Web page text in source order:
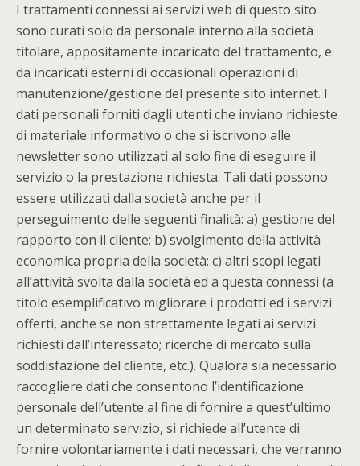
I trattamenti connessi ai servizi web di questo sito
sono curati solo da personale interno alla società
titolare, appositamente incaricato del trattamento, e
da incaricati esterni di occasionali operazioni di
manutenzione/gestione del presente sito internet. I
dati personali forniti dagli utenti che inviano richieste
di materiale informativo o che si iscrivono alle
newsletter sono utilizzati al solo fine di eseguire il
servizio o la prestazione richiesta. Tali dati possono
essere utilizzati dalla società anche per il
perseguimento delle seguenti finalità: a) gestione del
rapporto con il cliente; b) svolgimento della attività
economica propria della società; c) altri scopi legati
all’attività svolta dalla società ed a questa connessi (a
titolo esemplificativo migliorare i prodotti ed i servizi
offerti, anche se non strettamente legati ai servizi
richiesti dall’interessato; ricerche di mercato sulla
soddisfazione del cliente, etc.). Qualora sia necessario
raccogliere dati che consentono l’identificazione
personale dell’utente al fine di fornire a quest’ultimo
un determinato servizio, si richiede all’utente di
fornire volontariamente i dati necessari, che verranno